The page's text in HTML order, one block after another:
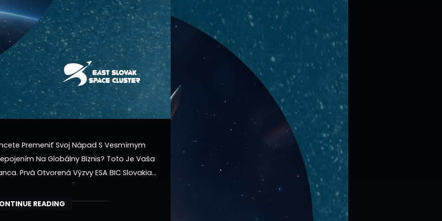
Premeniť Svoj Nápad S Vesmírnym
Na Globálny Biznis? Toto Je Vaša
Prvá Otvorená Výzvy ESA BIC Slovakia
Svoje Brány Už Čoskoro. Neváhaj A Rezervuj
Svoje Miesto Na Úvodnom Workshope. Balík ESA
READING